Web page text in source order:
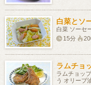
白菜とソ
白菜 ソーセ
15分
ラムチョ
ラムチョッ
う オリー